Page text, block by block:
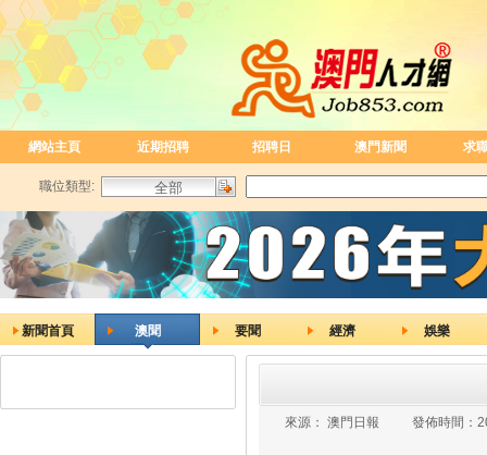
網站主頁 近期招聘 招聘日 澳門新聞 求
職位類型:
新聞首頁 澳聞 要聞 經濟 娛樂
來源： 澳門日報 發佈時間：